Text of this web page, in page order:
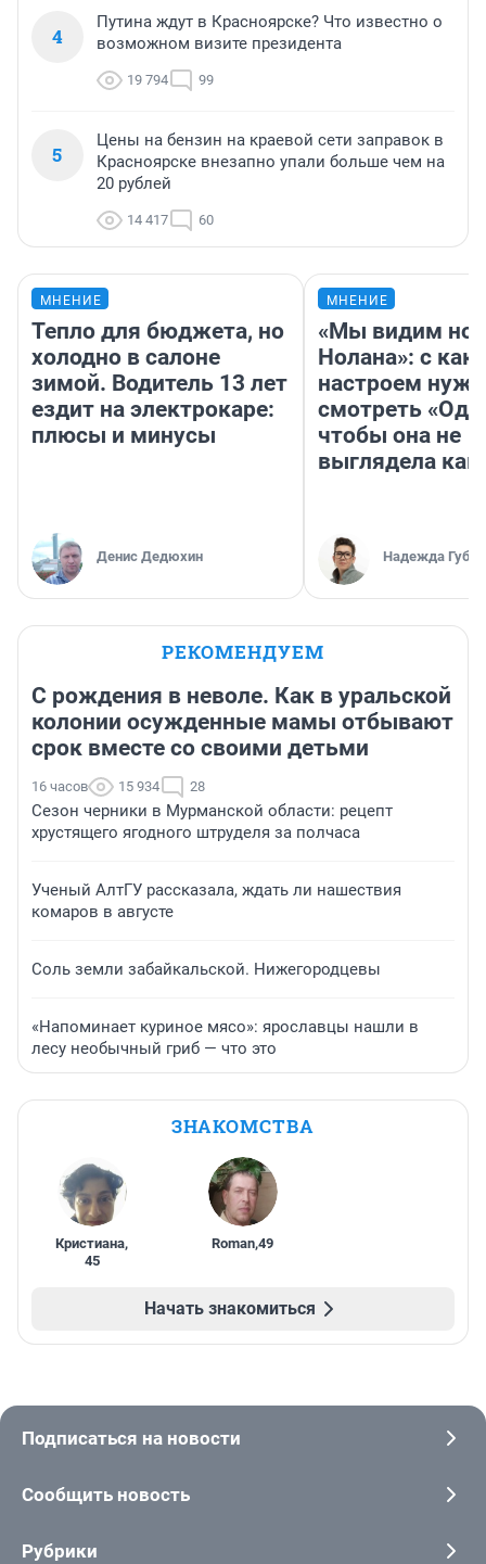
4
Путина ждут в Красноярске? Что известно о
возможном визите президента
19 794 99
5
Цены на бензин на краевой сети заправок в
Красноярске внезапно упали больше чем на
20 рублей
14 417 60
МНЕНИЕ
Тепло для бюджета, но
холодно в салоне
зимой. Водитель 13 лет
ездит на электрокаре:
плюсы и минусы
Денис Дедюхин
МНЕНИЕ
«Мы видим
Нолана»: с
настроем
смотреть
чтобы она не
выглядела как
Надежда
РЕКОМЕНДУЕМ
С рождения в неволе. Как в уральской
колонии осужденные мамы отбывают
срок вместе со своими детьми
16 часов 15 934 28
Сезон черники в Мурманской области: рецепт
хрустящего ягодного штруделя за полчаса
Ученый АлтГУ рассказала, ждать ли нашествия
комаров в августе
Соль земли забайкальской. Нижегородцевы
«Напоминает куриное мясо»: ярославцы нашли в
лесу необычный гриб — что это
ЗНАКОМСТВА
Кристиана,
45
Roman,49
Начать знакомиться
Подписаться на новости
Сообщить новость
Рубрики